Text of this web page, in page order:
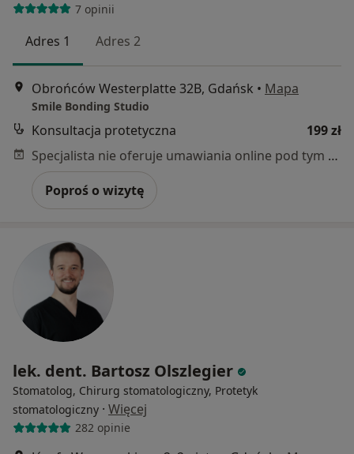
7 opinii
Adres 1 Adres 2
Obrońców Westerplatte 32B, Gdańsk • Mapa
Smile Bonding Studio
Konsultacja protetyczna
199 zł
Specjalista nie oferuje umawiania online pod tym adresem.
Poproś o wizytę
lek. dent. Bartosz Olszlegier
Stomatolog, Chirurg stomatologiczny, Protetyk
stomatologiczny · Więcej
282 opinie